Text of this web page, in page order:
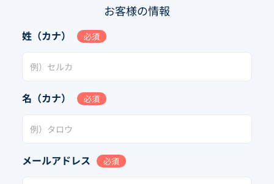
お客様の情報
姓（カナ） 必須
名（カナ） 必須
メールアドレス 必須